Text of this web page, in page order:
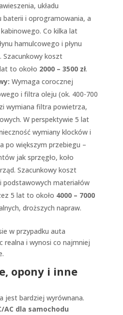
układu
baterii i oprogramowania, a
Co kilka lat
hamulcowego i płynu
Szacunkowy koszt
to około 2000 – 3500 zł.
Wymaga corocznej
i filtra oleju (ok. 400-700
wymiana filtra powietrza,
W perspektywie 5 lat
wymiany klocków i
po większym przebiegu –
jak sprzęgło, koło
Szacunkowy koszt
podstawowych materiałów
5 lat to około 4000 – 7000
droższych napraw.
w przypadku auta
realna i wynosi co najmniej
opony i inne
jest bardziej wyrównana.
AC dla samochodu